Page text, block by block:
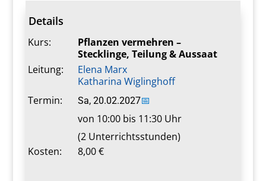
Details
Kurs:
Pflanzen vermehren –
Stecklinge, Teilung & Aussaat
Leitung:
Elena Marx
Katharina Wiglinghoff
Termin:
Sa, 20.02.2027📅
von 10:00 bis 11:30 Uhr
(2 Unterrichtsstunden)
Kosten:
8,00 €